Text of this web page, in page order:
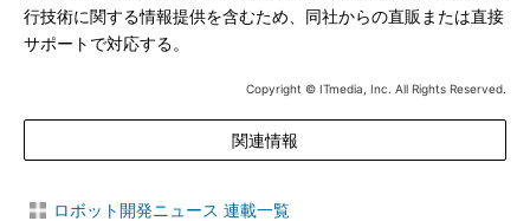
行技術に関する情報提供を含むため、同社からの直販または直接
サポートで対応する。
Copyright © ITmedia, Inc. All Rights Reserved.
関連情報
ロボット開発ニュース 連載一覧